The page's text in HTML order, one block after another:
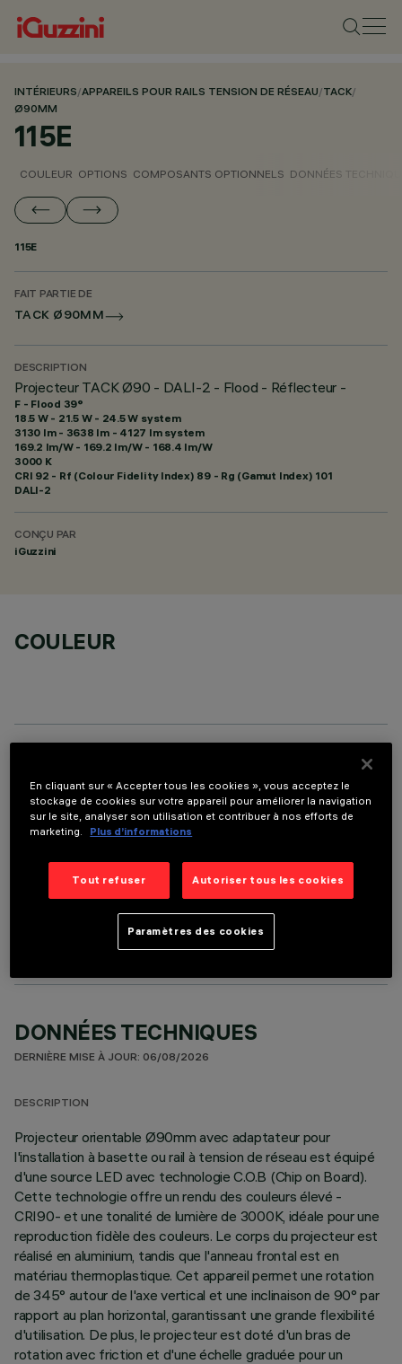
INTÉRIEURS/APPAREILS POUR RAILS TENSION DE RÉSEAU/TACK/
Ø90MM
115E
COULEUR OPTIONS COMPOSANTS OPTIONNELS DONNÉES
115E
FAIT PARTIE DE
TACK Ø90MM
DESCRIPTION
Projecteur TACK Ø90 - DALI-2 - Flood - Réflecteur -
F - Flood 39°
18.5 W - 21.5 W - 24.5 W system
3130 lm - 3638 lm - 4127 lm system
169.2 lm/W - 169.2 lm/W - 168.4 lm/W
3000 K
CRI 92 - Rf (Colour Fidelity Index) 89 - Rg (Gamut Index) 101
DALI-2
CONÇU PAR
iGuzzini
COULEUR
COMPOSANTS OPTIONNELS
DONNÉES TECHNIQUES
DERNIÈRE MISE À JOUR: 06/08/2026
DESCRIPTION
Projecteur orientable Ø90mm avec adaptateur pour
l'installation à basette ou rail à tension de réseau est équipé
d'une source LED avec technologie C.O.B (Chip on Board).
Cette technologie offre un rendu des couleurs élevé -
CRI90- et une tonalité de lumière de 3000K, idéale pour une
reproduction fidèle des couleurs. Le corps du projecteur est
réalisé en aluminium, tandis que l'anneau frontal est en
matériau thermoplastique. Cet appareil permet une rotation
de 345° autour de l'axe vertical et une inclinaison de 90° par
rapport au plan horizontal, garantissant une grande flexibilité
d'utilisation. De plus, le projecteur est doté d'un bras de
rotation avec friction et d'une échelle graduée pour un
En cliquant sur « Accepter tous les cookies », vous acceptez le
stockage de cookies sur votre appareil pour améliorer la navigation
sur le site, analyser son utilisation et contribuer à nos efforts de
marketing.
Plus d’informations
Tout refuser Autoriser tous les cookies
Paramètres des cookies